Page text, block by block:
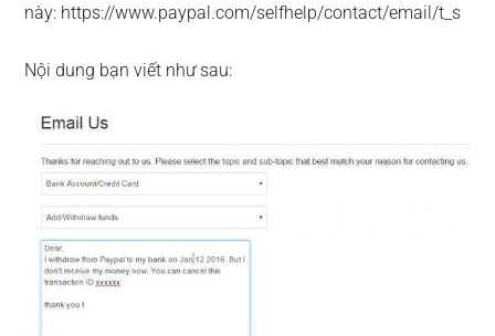
này: https://www.paypal.com/selfhelp/contact/email/t_s
Nội dung bạn viết như sau: